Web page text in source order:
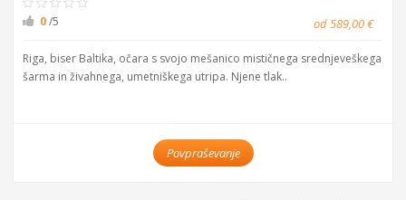
0/5 od 589,00 €
Riga, biser Baltika, očara s svojo mešanico mističnega srednjeveškega
šarma in živahnega, umetniškega utripa. Njene tlak..
Povpraševanje